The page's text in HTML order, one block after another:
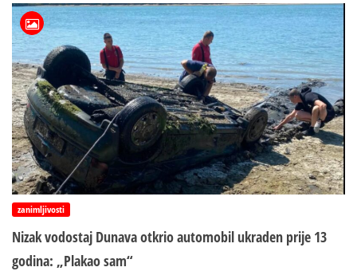
zanimljivosti
Nizak vodostaj Dunava otkrio automobil ukraden prije 13
godina: „Plakao sam“